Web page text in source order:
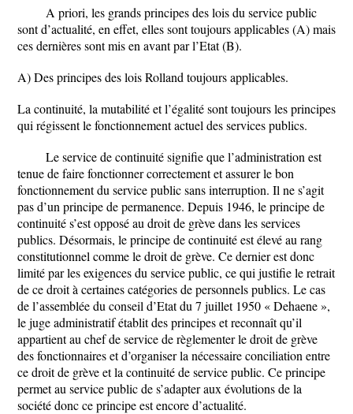
A priori, les grands principes des lois du service public
sont d’actualité, en effet, elles sont toujours applicables (A) mais
ces dernières sont mis en avant par l’Etat (B).
A) Des principes des lois Rolland toujours applicables.
La continuité, la mutabilité et l’égalité sont toujours les principes
qui régissent le fonctionnement actuel des services publics.
Le service de continuité signifie que l’administration est
tenue de faire fonctionner correctement et assurer le bon
fonctionnement du service public sans interruption. Il ne s’agit
pas d’un principe de permanence. Depuis 1946, le principe de
continuité s’est opposé au droit de grève dans les services
publics. Désormais, le principe de continuité est élevé au rang
constitutionnel comme le droit de grève. Ce dernier est donc
limité par les exigences du service public, ce qui justifie le retrait
de ce droit à certaines catégories de personnels publics. Le cas
de l’assemblée du conseil d’Etat du 7 juillet 1950 « Dehaene »,
le juge administratif établit des principes et reconnaît qu’il
appartient au chef de service de règlementer le droit de grève
des fonctionnaires et d’organiser la nécessaire conciliation entre
ce droit de grève et la continuité de service public. Ce principe
permet au service public de s’adapter aux évolutions de la
société donc ce principe est encore d’actualité.